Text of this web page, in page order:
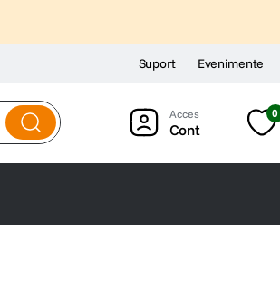
Suport Evenimente
Cont
0